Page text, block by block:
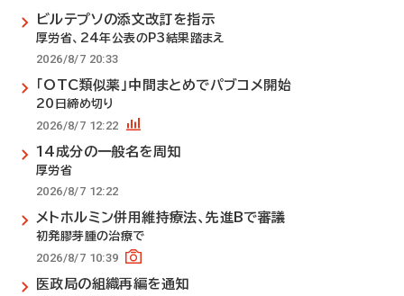
ビルテプソの添文改訂を指示
厚労省、24年公表のP3結果踏まえ
2026/8/7 20:33
「OTC類似薬」中間まとめでパブコメ開始
20日締め切り
2026/8/7 12:22
14成分の一般名を周知
厚労省
2026/8/7 12:22
メトホルミン併用維持療法、先進Bで審議
初発膠芽腫の治療で
2026/8/7 10:39
医政局の組織再編を通知